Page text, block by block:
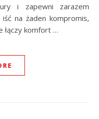
i zapewni zarazem
na żaden kompromis,
łączy komfort …